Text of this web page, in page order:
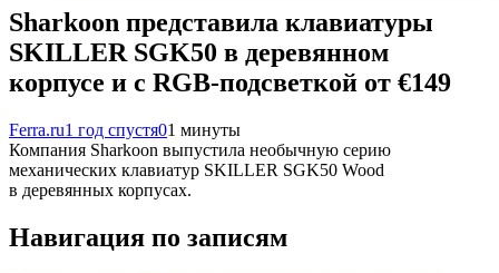
Sharkoon представила клавиатуры
SKILLER SGK50 в деревянном
корпусе и с RGB-подсветкой от €149
Ferra.ru1 год спустя01 минуты
Компания Sharkoon выпустила необычную серию
механических клавиатур SKILLER SGK50 Wood
в деревянных корпусах.
Навигация по записям